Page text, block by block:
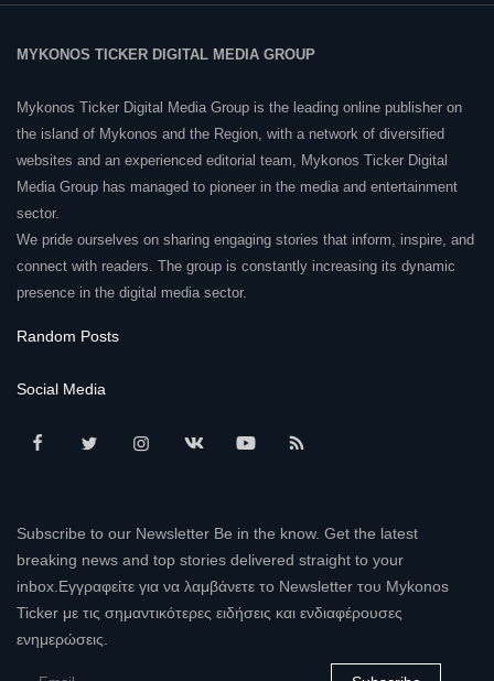
MYKONOS TICKER DIGITAL MEDIA GROUP
Mykonos Ticker Digital Media Group is the leading online publisher on
the island of Mykonos and the Region, with a network of diversified
websites and an experienced editorial team, Mykonos Ticker Digital
Media Group has managed to pioneer in the media and entertainment
sector.
We pride ourselves on sharing engaging stories that inform, inspire, and
connect with readers. The group is constantly increasing its dynamic
presence in the digital media sector.
Random Posts
Social Media
Subscribe to our Newsletter Be in the know. Get the latest
breaking news and top stories delivered straight to your
inbox.Εγγραφείτε για να λαμβάνετε το Newsletter του Mykonos
Ticker με τις σημαντικότερες ειδήσεις και ενδιαφέρουσες
ενημερώσεις.